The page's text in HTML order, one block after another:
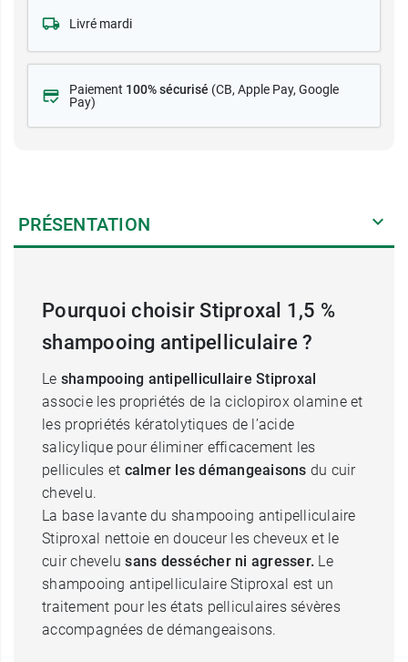
Livré mardi
Paiement 100% sécurisé (CB, Apple Pay, Google
Pay)
PRÉSENTATION
Pourquoi choisir Stiproxal 1,5 %
shampooing antipelliculaire ?
Le shampooing antipellicullaire Stiproxal
associe les propriétés de la ciclopirox olamine et
les propriétés kératolytiques de l’acide
salicylique pour éliminer efficacement les
pellicules et calmer les démangeaisons du cuir
chevelu.
La base lavante du shampooing antipelliculaire
Stiproxal nettoie en douceur les cheveux et le
cuir chevelu sans dessécher ni agresser. Le
shampooing antipelliculaire Stiproxal est un
traitement pour les états pelliculaires sévères
accompagnées de démangeaisons.